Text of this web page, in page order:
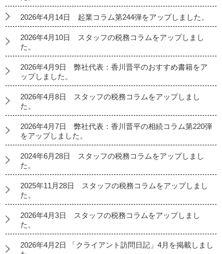
2026年4月14日 起業コラム第244弾をアップしました。
2026年4月10日 スタッフの税務コラムをアップしまし
た。
2026年4月9日 弊社代表：香川晋平のおすすめ書籍をア
ップしました。
2026年4月8日 スタッフの税務コラムをアップしまし
た。
2026年4月7日 弊社代表：香川晋平の相続コラム第220弾
をアップしました。
2024年6月28日 スタッフの税務コラムをアップしまし
た。
2025年11月28日 スタッフの税務コラムをアップしまし
た。
2026年4月3日 スタッフの税務コラムをアップしまし
た。
2026年4月2日 「クライアント訪問日記」4月を掲載しまし